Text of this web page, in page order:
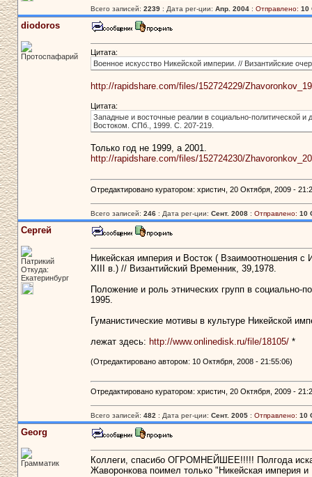
Всего записей: 2239: Дата рег-ции: Апр. 2004: Отправлено: 10
diodoros
Протоспафарий
Цитата:
Военное искусство Никейской империи. // Византийские
http://rapidshare.com/files/152724229/
Цитата:
Западные и восточные реалии в социально-политической
Востоком. СПб., 1999. С. 207-219.
Только год не 1999, а 2001.
http://rapidshare.com/files/152724230/
Отредактировано куратором: христич, 20 Октября, 2009 -
Всего записей: 246: Дата рег-ции: Сент. 2008: Отправлено: 10
Сергей
Патрикий
Откуда:
Екатеринбург
Никейская империя и Восток ( Взаимоотношения с
XIII в.) // Византийский Временник, 39,1978.
Положение и роль этнических групп в социально-
1995.
Гуманистические мотивы в культуре Никейской
лежат здесь: http://www.onlinedisk.ru/file/18105/*
(Отредактировано автором: 10 Октября, 2008 - 21:55:06)
Отредактировано куратором: христич, 20 Октября, 2009 -
Всего записей: 482 : Дата рег-ции: Сент. 2005: Отправлено: 10
Georg
Грамматик
Коллеги, спасибо ОГРОМНЕЙШЕЕ!!!!! Полгода
Жаворонкова поимел только "Никейская империя и